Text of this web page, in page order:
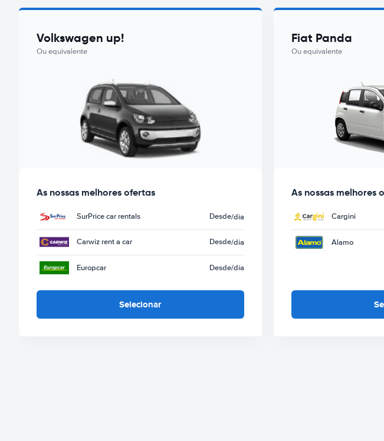
Volkswagen up!
Ou equivalente
As nossas melhores ofertas
SurPrice car rentals Desde/dia
Carwiz rent a car Desde/dia
Europcar Desde/dia
Selecionar
Fiat Panda
Ou equivalente
As nossas melhores
Cargini
Alamo